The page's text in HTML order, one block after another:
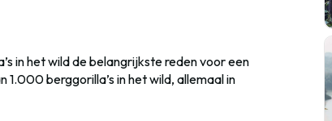
in het wild de belangrijkste reden voor een
berggorilla’s in het wild, allemaal in